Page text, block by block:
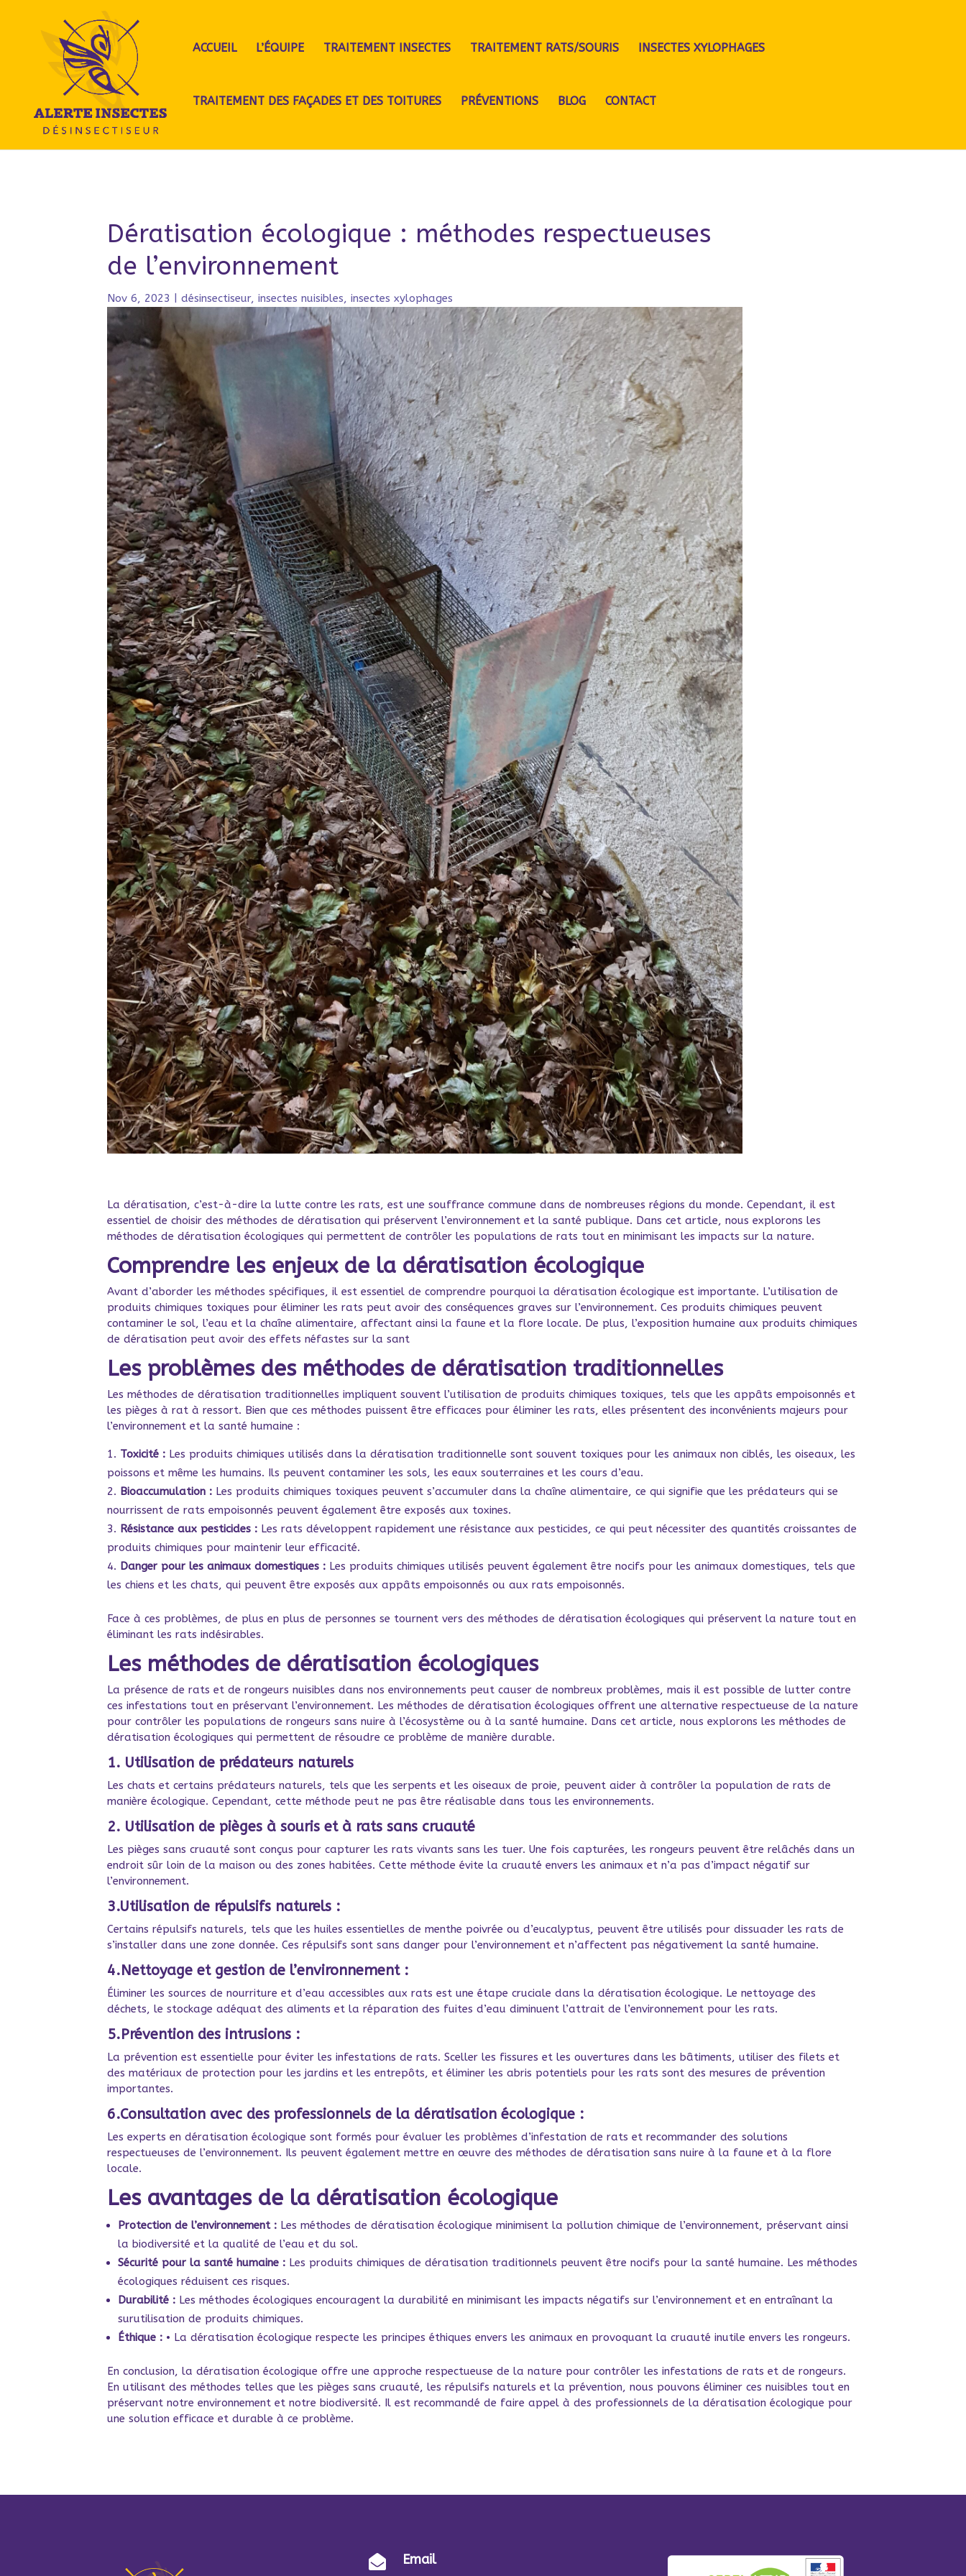
ACCUEIL L’ÉQUIPE TRAITEMENT INSECTES TRAITEMENT RATS/SOURIS INSECTES XYLOPHAGES
TRAITEMENT DES FAÇADES ET DES TOITURES PRÉVENTIONS BLOG CONTACT
Dératisation écologique : méthodes respectueuses
de l’environnement
Nov 6, 2023 |désinsectiseur,insectes nuisibles,insectes xylophages
La dératisation, c’est-à-dire la lutte contre les rats, est une souffrance commune dans de nombreuses régions du monde. Cependant, il est
essentiel de choisir des méthodes de dératisation qui préservent l’environnement et la santé publique. Dans cet article, nous explorons les
méthodes de dératisation écologiques qui permettent de contrôler les populations de rats tout en minimisant les impacts sur la nature.
Comprendre les enjeux de la dératisation écologique
Avant d’aborder les méthodes spécifiques, il est essentiel de comprendre pourquoi la dératisation écologique est importante. L’utilisation de
produits chimiques toxiques pour éliminer les rats peut avoir des conséquences graves sur l’environnement. Ces produits chimiques peuvent
contaminer le sol, l’eau et la chaîne alimentaire, affectant ainsi la faune et la flore locale. De plus, l’exposition humaine aux produits chimiques
de dératisation peut avoir des effets néfastes sur la sant
Les problèmes des méthodes de dératisation traditionnelles
Les méthodes de dératisation traditionnelles impliquent souvent l’utilisation de produits chimiques toxiques, tels que les appâts empoisonnés et
les pièges à rat à ressort. Bien que ces méthodes puissent être efficaces pour éliminer les rats, elles présentent des inconvénients majeurs pour
l’environnement et la santé humaine :
Toxicité : Les produits chimiques utilisés dans la dératisation traditionnelle sont souvent toxiques pour les animaux non ciblés, les oiseaux, les
poissons et même les humains. Ils peuvent contaminer les sols, les eaux souterraines et les cours d’eau.
Bioaccumulation : Les produits chimiques toxiques peuvent s’accumuler dans la chaîne alimentaire, ce qui signifie que les prédateurs qui se
nourrissent de rats empoisonnés peuvent également être exposés aux toxines.
Résistance aux pesticides : Les rats développent rapidement une résistance aux pesticides, ce qui peut nécessiter des quantités croissantes de
produits chimiques pour maintenir leur efficacité.
Danger pour les animaux domestiques : Les produits chimiques utilisés peuvent également être nocifs pour les animaux domestiques, tels que
les chiens et les chats, qui peuvent être exposés aux appâts empoisonnés ou aux rats empoisonnés.
Face à ces problèmes, de plus en plus de personnes se tournent vers des méthodes de dératisation écologiques qui préservent la nature tout en
éliminant les rats indésirables.
Les méthodes de dératisation écologiques
La présence de rats et de rongeurs nuisibles dans nos environnements peut causer de nombreux problèmes, mais il est possible de lutter contre
ces infestations tout en préservant l’environnement. Les méthodes de dératisation écologiques offrent une alternative respectueuse de la nature
pour contrôler les populations de rongeurs sans nuire à l’écosystème ou à la santé humaine. Dans cet article, nous explorons les méthodes de
dératisation écologiques qui permettent de résoudre ce problème de manière durable.
1. Utilisation de prédateurs naturels
Les chats et certains prédateurs naturels, tels que les serpents et les oiseaux de proie, peuvent aider à contrôler la population de rats de
manière écologique. Cependant, cette méthode peut ne pas être réalisable dans tous les environnements.
2. Utilisation de pièges à souris et à rats sans cruauté
Les pièges sans cruauté sont conçus pour capturer les rats vivants sans les tuer. Une fois capturées, les rongeurs peuvent être relâchés dans un
endroit sûr loin de la maison ou des zones habitées. Cette méthode évite la cruauté envers les animaux et n’a pas d’impact négatif sur
l’environnement.
3.Utilisation de répulsifs naturels :
Certains répulsifs naturels, tels que les huiles essentielles de menthe poivrée ou d’eucalyptus, peuvent être utilisés pour dissuader les rats de
s’installer dans une zone donnée. Ces répulsifs sont sans danger pour l’environnement et n’affectent pas négativement la santé humaine.
4.Nettoyage et gestion de l’environnement :
Éliminer les sources de nourriture et d’eau accessibles aux rats est une étape cruciale dans la dératisation écologique. Le nettoyage des
déchets, le stockage adéquat des aliments et la réparation des fuites d’eau diminuent l’attrait de l’environnement pour les rats.
5.Prévention des intrusions :
La prévention est essentielle pour éviter les infestations de rats. Sceller les fissures et les ouvertures dans les bâtiments, utiliser des filets et
des matériaux de protection pour les jardins et les entrepôts, et éliminer les abris potentiels pour les rats sont des mesures de prévention
importantes.
6.Consultation avec des professionnels de la dératisation écologique :
Les experts en dératisation écologique sont formés pour évaluer les problèmes d’infestation de rats et recommander des solutions
respectueuses de l’environnement. Ils peuvent également mettre en œuvre des méthodes de dératisation sans nuire à la faune et à la flore
locale.
Les avantages de la dératisation écologique
Protection de l’environnement : Les méthodes de dératisation écologique minimisent la pollution chimique de l’environnement, préservant ainsi
la biodiversité et la qualité de l’eau et du sol.
Sécurité pour la santé humaine : Les produits chimiques de dératisation traditionnels peuvent être nocifs pour la santé humaine. Les méthodes
écologiques réduisent ces risques.
Durabilité : Les méthodes écologiques encouragent la durabilité en minimisant les impacts négatifs sur l’environnement et en entraînant la
surutilisation de produits chimiques.
Éthique : • La dératisation écologique respecte les principes éthiques envers les animaux en provoquant la cruauté inutile envers les rongeurs.
En conclusion, la dératisation écologique offre une approche respectueuse de la nature pour contrôler les infestations de rats et de rongeurs.
En utilisant des méthodes telles que les pièges sans cruauté, les répulsifs naturels et la prévention, nous pouvons éliminer ces nuisibles tout en
préservant notre environnement et notre biodiversité. Il est recommandé de faire appel à des professionnels de la dératisation écologique pour
une solution efficace et durable à ce problème.
 Email